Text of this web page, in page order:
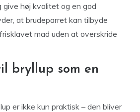
give høj kvalitet og en god
at brudeparret kan tilbyde
mad uden at overskride
bryllup som en
er ikke kun praktisk – den bliver